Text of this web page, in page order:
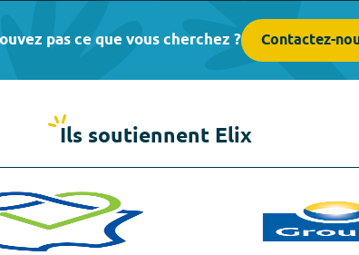
pas ce que vous cherchez ? Contactez-
Ils soutiennent Elix